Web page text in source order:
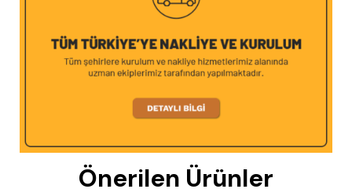
Önerilen Ürünler